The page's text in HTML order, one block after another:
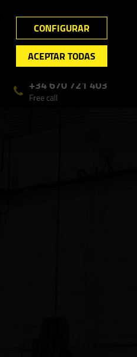
CONFIGURAR
ACEPTAR TODAS
English
+34 670 721 403
Free call